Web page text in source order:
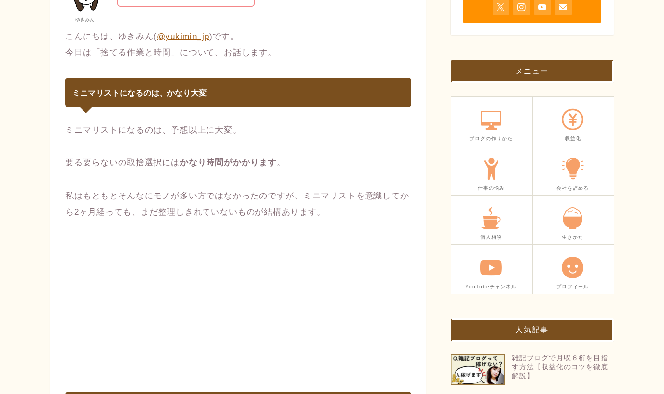
ゆきみん
こんにちは、ゆきみん(@yukimin_jp)です。
今日は「捨てる作業と時間」について、お話します。
ミニマリストになるのは、かなり大変
ミニマリストになるのは、予想以上に大変。
要る要らないの取捨選択にはかなり時間がかかります。
私はもともとそんなにモノが多い方ではなかったのですが、ミニマリストを意識してか
ら2ヶ月経っても、まだ整理しきれていないものが結構あります。
メニュー
ブログの作りかた 収益化
仕事の悩み 会社を辞める
個人相談 生きかた
YouTubeチャンネル プロフィール
人気記事
雑記ブログで月収６桁を目指
す方法【収益化のコツを徹底
解説】